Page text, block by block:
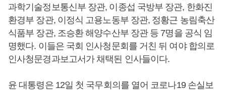
과학기술정보통신부 장관, 이종섭 국방부 장관, 한화진
환경부 장관, 이정식 고용노동부 장관, 정황근 농림축산
식품부 장관, 조승환 해양수산부 장관 등 7명을 공식 임
명했다. 이들은 국회 인사청문회를 거친 뒤 여야 합의로
인사청문경과보고서가 채택된 인사들이다.
윤 대통령은 12일 첫 국무회의를 열어 코로나19 손실보